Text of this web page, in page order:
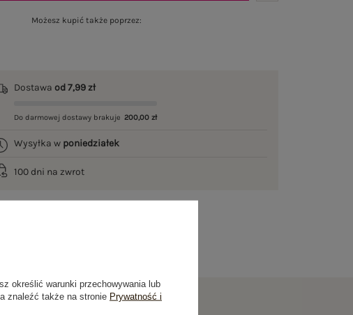
Możesz kupić także poprzez:
Dostawaod 7,99 zł
Do darmowej dostawy brakuje 200,00 zł
Wysyłka w poniedziałek
100 dni na zwrot
określić warunki przechowywania lub
znaleźć także na stronie Prywatność i